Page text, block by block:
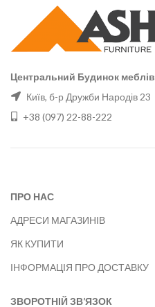
Центральний Будинок меблів
Київ, б-р Дружби Народів 23
+38 (097) 22-88-222
ПРО НАС
АДРЕСИ МАГАЗИНІВ
ЯК КУПИТИ
ІНФОРМАЦІЯ ПРО ДОСТАВКУ
ЗВОРОТНІЙ ЗВ’ЯЗОК